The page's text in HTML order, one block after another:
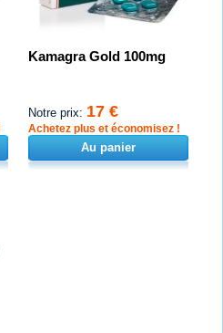
Kamagra Gold 100mg
Notre prix: 17 €
Achetez plus et économisez !
Au panier